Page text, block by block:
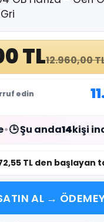
TL12.960,00
edin
•🕒 Şu anda14kişi
TL den başlayan
AL →